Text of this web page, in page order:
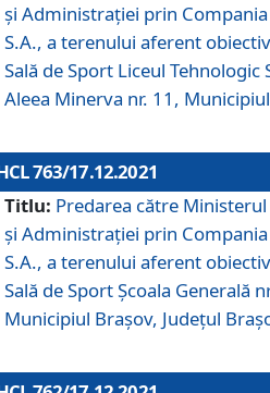
și Administrației prin
S.A., a terenului aferent
Sală de Sport Liceul Tehnologic
Aleea Minerva nr. 11,
763/17.12.2021
Titlu: Predarea către
și Administrației prin
S.A., a terenului aferent
Sală de Sport Școala Generală
Municipiul Brașov, Județul